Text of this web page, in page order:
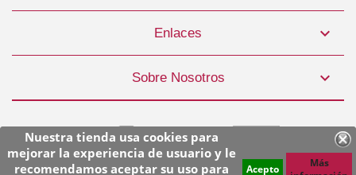
Nuestra tienda usa cookies para
mejorar la experiencia de usuario y le
recomendamos aceptar su uso para
Acepto
Más
Enlaces 
Sobre Nosotros 